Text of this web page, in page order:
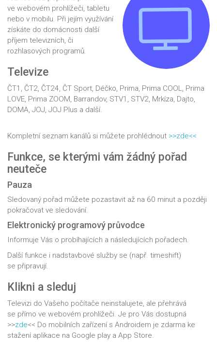
ve webovém prohlížeči, tabletu
nebo v mobilu. Při jejím využívání
získáte do domácnosti další
příjem televizních, či
rozhlasových programů.
Televize
ČT1, ČT2, ČT24, ČT Sport, Déčko, Prima, Prima COOL, Prima
LOVE, Prima ZOOM, Barrandov, STV1, STV2, Mrkíza, Dajto,
DOMA, JOJ, JOJ Plus a další.
Kompletní seznam kanálů si můžete prohlédnout >>zde<<
Funkce, se kterými vám žádný pořad
neuteče
Pauza
Sledovaný pořad můžete pozastavit až na 60 minut a později
pokračovat ve sledování.
Elektronický programový průvodce
Informuje Vás o probíhajících a následujících pořadech.
Další funkce i nadstavbové služby se (např. timeshift)
se připravují.
Klikni a sleduj
Televizi do Vašeho počítače neinstalujete, ale přehrává
se přímo ve webovém prohlížeči. Je pro Vás dostupná
>>zde<< Do mobilních zařízení s Androidem je zdarma ke
stažení aplikace na Google play a App Store.